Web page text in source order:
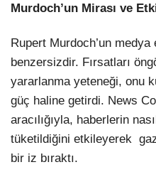
Murdoch’un Mirası ve
Rupert Murdoch’un
benzersizdir. Fırsatları
yararlanma yeteneği, onu
güç haline getirdi. News
aracılığıyla, haberlerin
tüketildiğini etkileyerek
bir iz bıraktı.